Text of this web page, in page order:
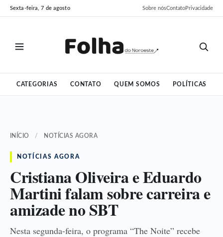
Pular
para
Pular
para
Sexta-feira, 7 de agosto Sobre nósContatoPrivacidade
CATEGORIAS CONTATO QUEM SOMOS POLÍTICAS
INÍCIO / NOTÍCIAS AGORA
NOTÍCIAS AGORA
Cristiana Oliveira e Eduardo
Martini falam sobre carreira e
amizade no SBT
Nesta segunda-feira, o programa “The Noite” recebe